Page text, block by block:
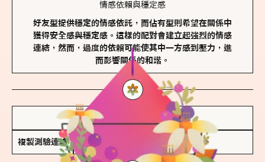
情感依賴與穩定感
好友型提供穩定的情感依託，而佔有型則希望在關係中
獲得安全感與穩定感。這樣的配對會建立起強烈的情感
連結，然而，過度的依賴可能使其中一方感到壓力，進
而影響關係的和諧。
儲存我的結果圖
複製測驗連結 查看香氛類型全解析 >>>